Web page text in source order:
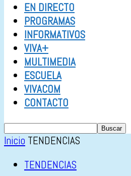
EN DIRECTO
PROGRAMAS
INFORMATIVOS
VIVA+
MULTIMEDIA
ESCUELA
VIVACOM
CONTACTO
Inicio TENDENCIAS
TENDENCIAS